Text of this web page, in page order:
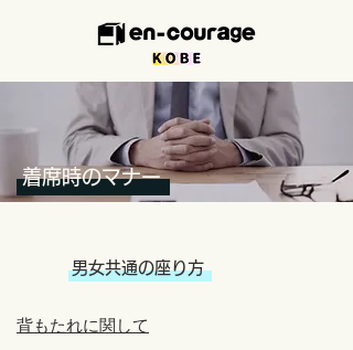
着席時のマナー
男女共通の座り方
​背もたれに関して